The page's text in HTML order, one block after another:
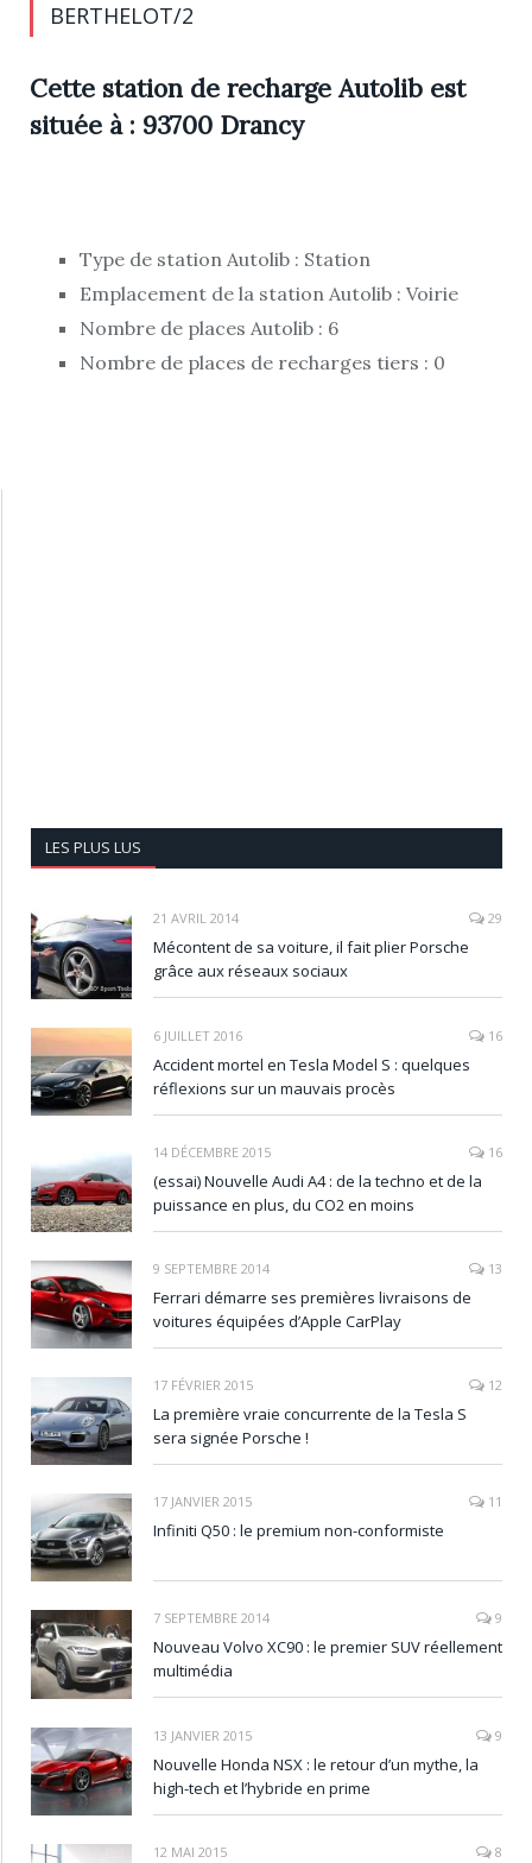
BERTHELOT/2
Cette station de recharge Autolib est
située à : 93700 Drancy
Type de station Autolib : Station
Emplacement de la station Autolib : Voirie
Nombre de places Autolib : 6
Nombre de places de recharges tiers : 0
LES PLUS LUS
21 AVRIL 2014 29
Mécontent de sa voiture, il fait plier Porsche
grâce aux réseaux sociaux
6 JUILLET 2016 16
Accident mortel en Tesla Model S : quelques
réflexions sur un mauvais procès
14 DÉCEMBRE 2015 16
(essai) Nouvelle Audi A4 : de la techno et de la
puissance en plus, du CO2 en moins
9 SEPTEMBRE 2014 13
Ferrari démarre ses premières livraisons de
voitures équipées d’Apple CarPlay
17 FÉVRIER 2015 12
La première vraie concurrente de la Tesla S
sera signée Porsche !
17 JANVIER 2015 11
Infiniti Q50 : le premium non-conformiste
7 SEPTEMBRE 2014 9
Nouveau Volvo XC90 : le premier SUV réellement
multimédia
13 JANVIER 2015 9
Nouvelle Honda NSX : le retour d’un mythe, la
high-tech et l’hybride en prime
12 MAI 2015 8